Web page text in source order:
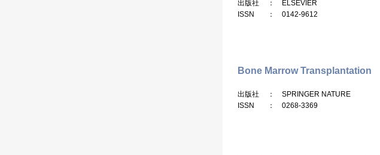
出版社
： ELSEVIER
ISSN
： 0142-9612
Bone Marrow Transplantation
出版社
： SPRINGER NATURE
ISSN
： 0268-3369